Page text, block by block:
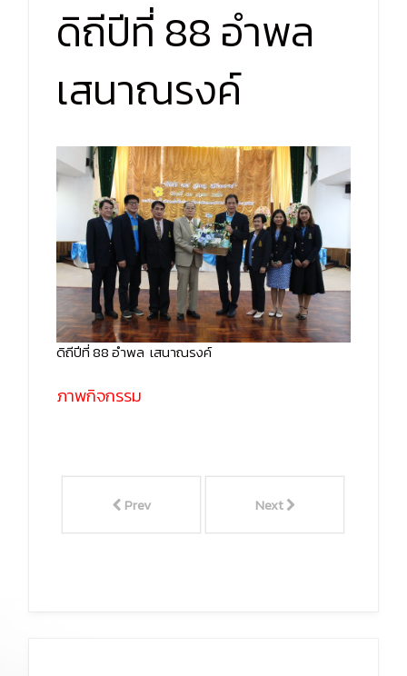
ดิถีปีที่ 88 อำพล
เสนาณรงค์
ดิถีปีที่ 88 อำพล เสนาณรงค์
ภาพกิจกรรม
Prev Next